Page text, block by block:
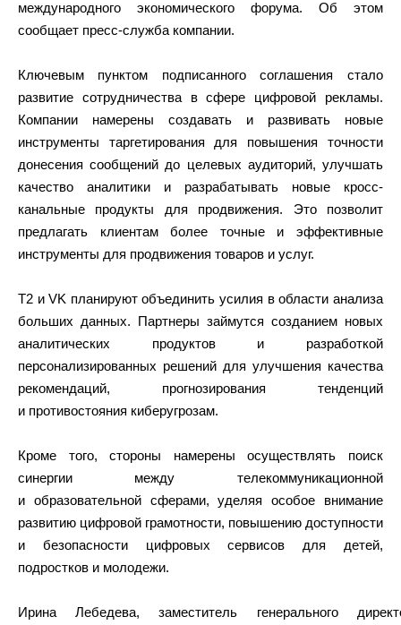
международного экономического форума. Об этом
сообщает пресс-служба компании.
Ключевым пунктом подписанного соглашения стало
развитие сотрудничества в сфере цифровой рекламы.
Компании намерены создавать и развивать новые
инструменты таргетирования для повышения точности
донесения сообщений до целевых аудиторий, улучшать
качество аналитики и разрабатывать новые кросс-
канальные продукты для продвижения. Это позволит
предлагать клиентам более точные и эффективные
инструменты для продвижения товаров и услуг.
T2 и VK планируют объединить усилия в области анализа
больших данных. Партнеры займутся созданием новых
аналитических продуктов и разработкой
персонализированных решений для улучшения качества
рекомендаций, прогнозирования тенденций
и противостояния киберугрозам.
Кроме того, стороны намерены осуществлять поиск
синергии между телекоммуникационной
и образовательной сферами, уделяя особое внимание
развитию цифровой грамотности, повышению доступности
и безопасности цифровых сервисов для детей,
подростков и молодежи.
Ирина Лебедева, заместитель генерального